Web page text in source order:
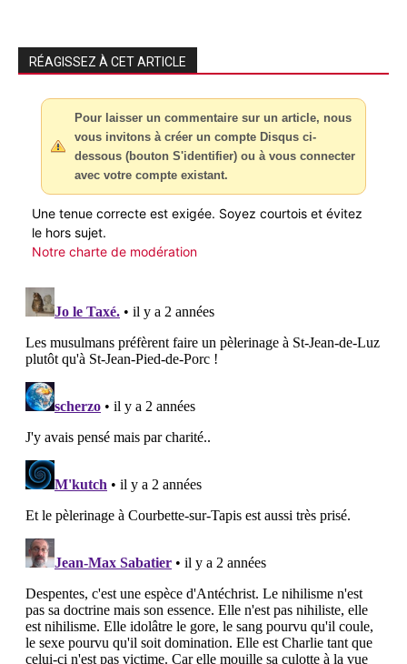
RÉAGISSEZ À CET ARTICLE
Pour laisser un commentaire sur un article, nous
vous invitons à créer un compte Disqus ci-
dessous (bouton S'identifier) ou à vous connecter
avec votre compte existant.
Une tenue correcte est exigée. Soyez courtois et évitez
le hors sujet.
Notre charte de modération